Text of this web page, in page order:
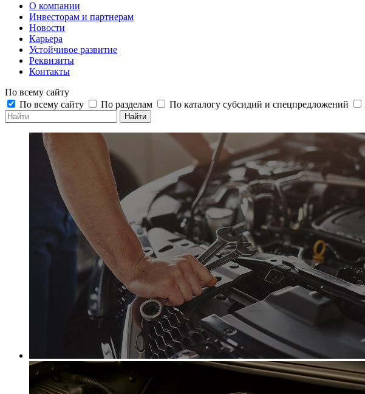
О компании
Инвесторам и партнерам
Новости
Карьера
Устойчивое развитие
Реквизиты
Контакты
По всему сайту
По всему сайту
По разделам По каталогу субсидий и спецпредложений
Найти